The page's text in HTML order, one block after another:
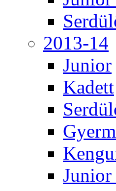
2013-14
Junior
Kadett